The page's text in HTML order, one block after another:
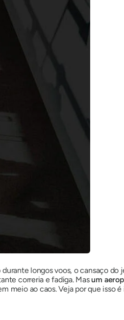
longos voos, o cansaço do
correria e fadiga. Masum
meio ao caos. Veja por que isso